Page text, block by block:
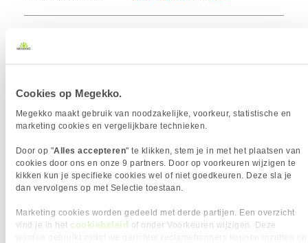
Cookies op Megekko.
Megekko maakt gebruik van noodzakelijke, voorkeur, statistische en
marketing cookies en vergelijkbare technieken.
Door op "Alles accepteren" te klikken, stem je in met het plaatsen van
cookies door ons en onze 9 partners. Door op voorkeuren wijzigen te
kikken kun je specifieke cookies wel of niet goedkeuren. Deze sla je
dan vervolgens op met Selectie toestaan.
Marketing cookies worden gedeeld met derde partijen. Een overzicht
vind je in het cookiebeleid of onder Voorkeuren wijzigen. Deze
6000Mhz CL30 PVV532G600C30K
geheugenmodule
Uit eigen voorraad leverbaar. Levertijd: 1 dag (zaterdag)
Merk
Patriot
Modules (aantal)
2 stuk(s)
Geheugen capaciteit
32 GB